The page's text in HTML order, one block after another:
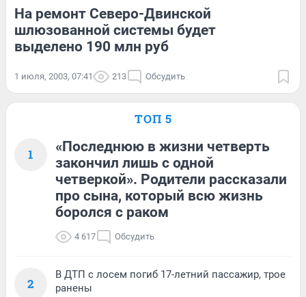
На ремонт Северо-Двинской
шлюзованной системы будет
выделено 190 млн руб
1 июля, 2003, 07:41 213 Обсудить
ТОП 5
1
«Последнюю в жизни четверть
закончил лишь с одной
четверкой». Родители рассказали
про сына, который всю жизнь
боролся с раком
4 617 Обсудить
2
В ДТП с лосем погиб 17-летний пассажир, трое
ранены